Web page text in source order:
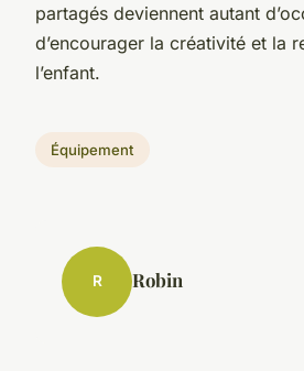
partagés deviennent autant
d’encourager la créativité et la
l’enfant.
Équipement
R Robin